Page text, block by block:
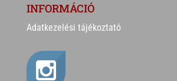
INFORMÁCIÓ
Adatkezelési tájékoztató